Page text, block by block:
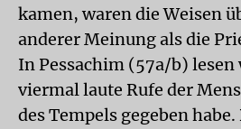
kamen, waren die Weisen
anderer Meinung als die
In Pessachim (57a/b) lesen
viermal laute Rufe der
des Tempels gegeben